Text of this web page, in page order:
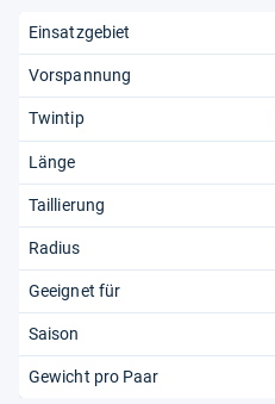
Einsatzgebiet
Vorspannung
Twintip
Länge
Taillierung
Radius
Geeignet für
Saison
Gewicht pro Paar